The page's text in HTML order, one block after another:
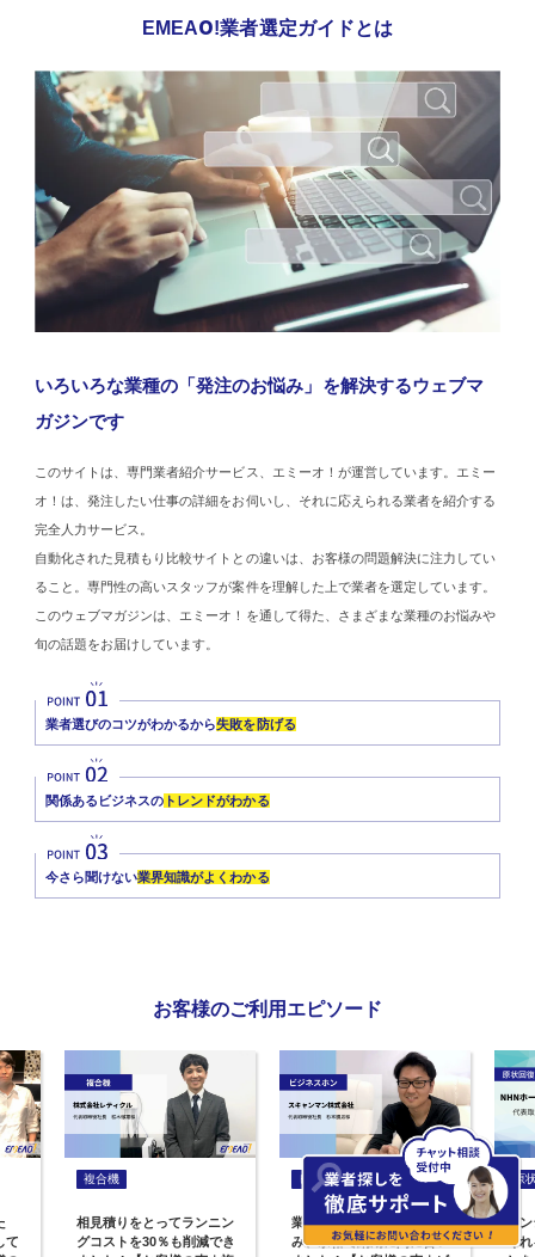
EMEAO!業者選定ガイドとは
いろいろな業種の「発注のお悩み」を解決するウェブマ
ガジンです
このサイトは、専門業者紹介サービス、エミーオ！が運営しています。エミー
オ！は、発注したい仕事の詳細をお伺いし、それに応えられる業者を紹介する
完全人力サービス。
自動化された見積もり比較サイトとの違いは、お客様の問題解決に注力してい
ること。専門性の高いスタッフが案件を理解した上で業者を選定しています。
このウェブマガジンは、エミーオ！を通して得た、さまざまな業種のお悩みや
旬の話題をお届けしています。
業者選びのコツがわかるから失敗を防げる
関係あるビジネスの トレンドがわかる
今さら聞けない業界知識がよくわかる
お客様のご利用エピソード
て
複合機
相見積りをとってランニン
グコストを30％も削減でき
ビジネスホン
業者選びがスムーズに進
み、余裕で納期に間に合い
原
コ
く